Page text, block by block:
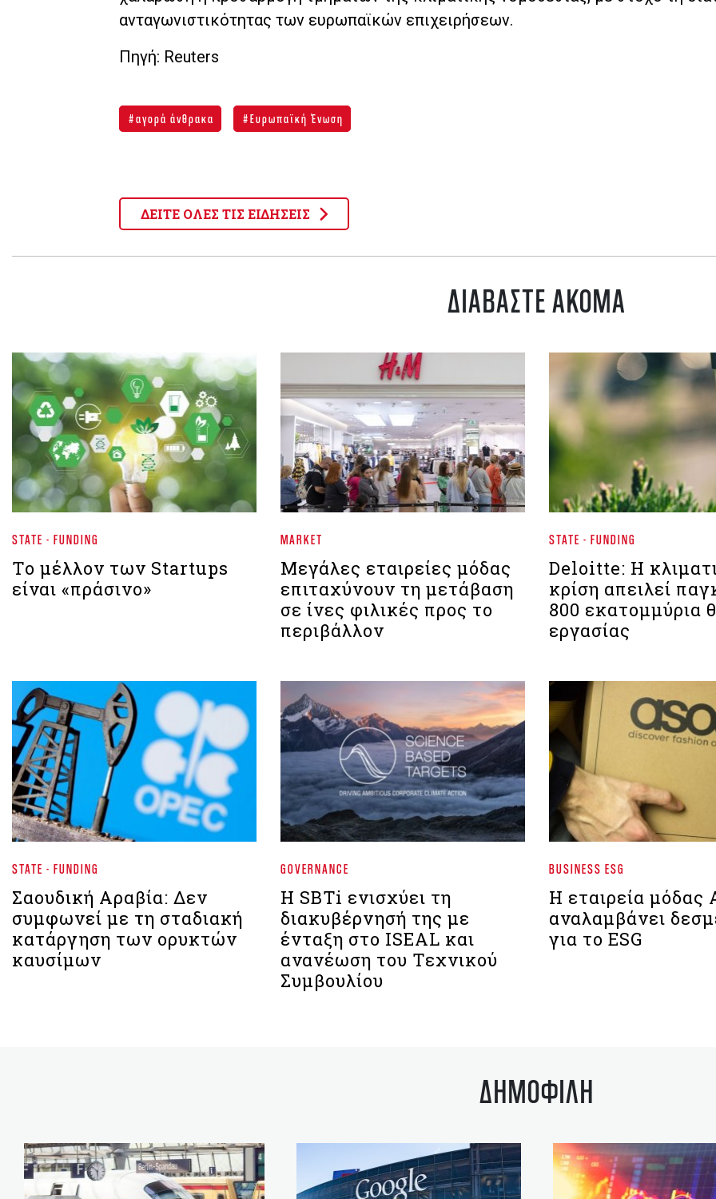
ανταγωνιστικότητας των ευρωπαϊκών επιχειρήσεων.
Πηγή: Reuters
αγορά άνθρακα Ευρωπαϊκή Ένωση
ΔΕΙΤΕ ΟΛΕΣ ΤΙΣ ΕΙΔΗΣΕΙΣ
ΔΙΑΒΑΣΤΕ ΑΚΟΜΑ
STATE - FUNDING
Το μέλλον των Startups
είναι «πράσινο»
MARKET
Μεγάλες εταιρείες μόδας
επιταχύνουν τη μετάβαση
σε ίνες φιλικές προς το
περιβάλλον
STATE - FUNDING
Deloitte: Η
κρίση απειλεί
800 εκατομμύρια
εργασίας
STATE - FUNDING
Σαουδική Αραβία: Δεν
συμφωνεί με τη σταδιακή
κατάργηση των ορυκτών
καυσίμων
GOVERNANCE
Η SBTi ενισχύει τη
διακυβέρνησή της με
ένταξη στο ISEAL και
ανανέωση του Τεχνικού
Συμβουλίου
BUSINESS ESG
Η εταιρεία μόδας
αναλαμβάνει
για το ESG
ΔΗΜΟΦΙΛΗ